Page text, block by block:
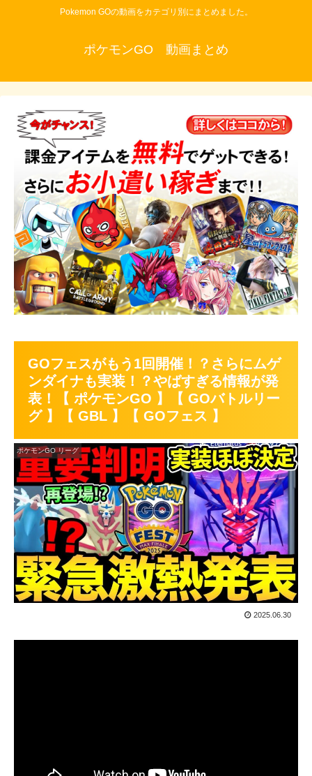
Pokemon GOの動画をカテゴリ別にまとめました。
ポケモンGO 動画まとめ
GOフェスがもう1回開催！？さらにムゲ
ンダイナも実装！？やばすぎる情報が発
表！【 ポケモンGO 】【 GOバトルリー
グ 】【 GBL 】【 GOフェス 】
ポケモンGO リーグ
2025.06.30